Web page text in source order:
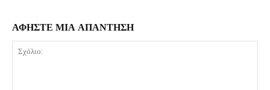
ΑΦΗΣΤΕ ΜΙΑ ΑΠΑΝΤΗΣΗ